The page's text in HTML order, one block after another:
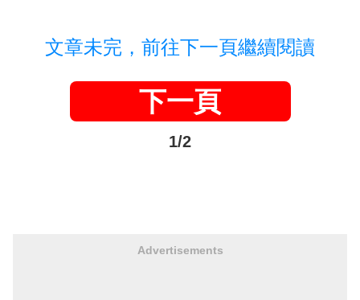
文章未完，前往下一頁繼續閱讀
下一頁
1/2
Advertisements